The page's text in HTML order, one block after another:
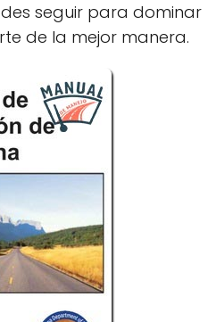
seguir para dominar
de la mejor manera.